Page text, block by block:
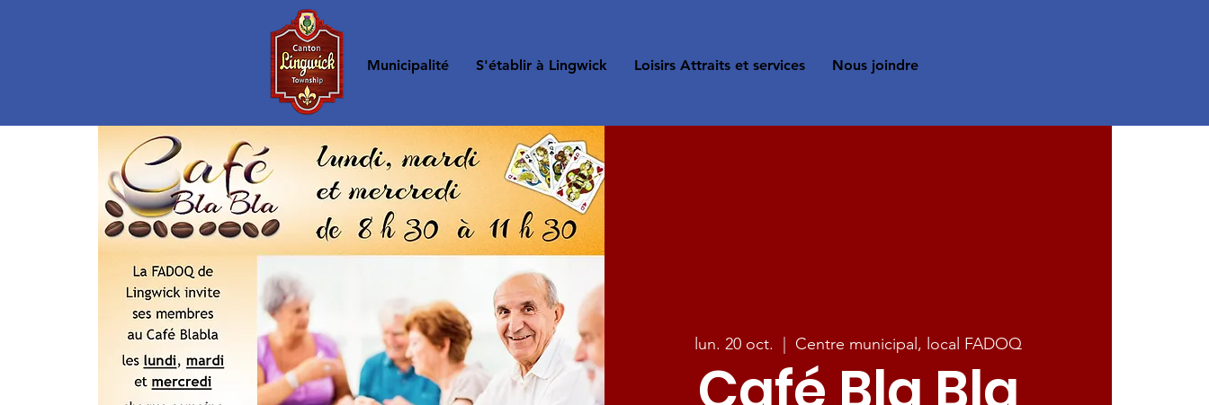
Accueil Municipalité S'établir à Lingwick Loisirs Attraits et services Nous joindre
lun. 20 oct. Centre municipal, local FADOQ